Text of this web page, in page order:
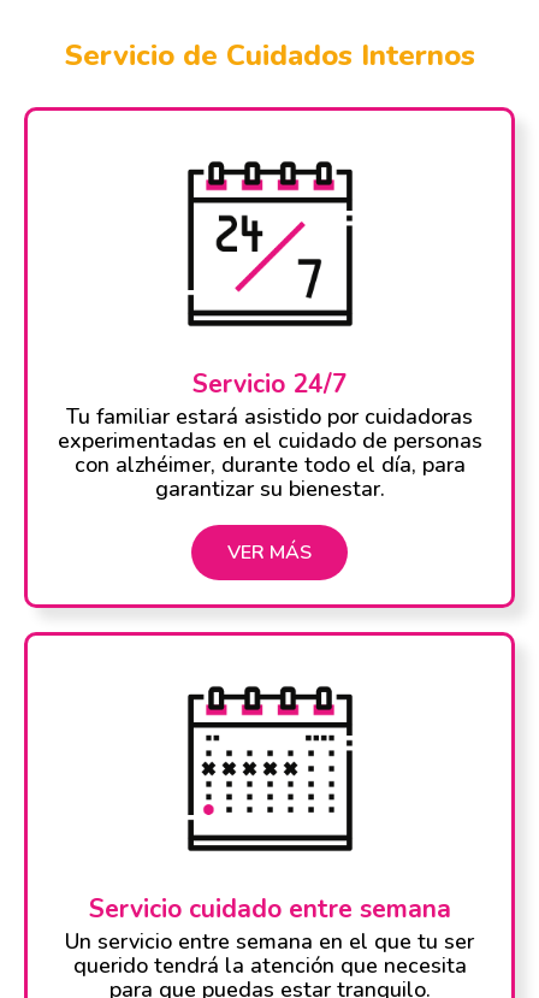
Servicio de Cuidados Internos
Servicio 24/7
Tu familiar estará asistido por cuidadoras
experimentadas en el cuidado de personas
con alzhéimer, durante todo el día, para
garantizar su bienestar.
VER MÁS
Servicio cuidado entre semana
Un servicio entre semana en el que tu ser
querido tendrá la atención que necesita
para que puedas estar tranquilo.